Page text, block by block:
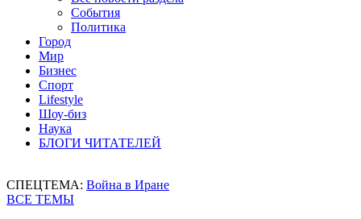
События
Политика
Город
Мир
Бизнес
Спорт
Lifestyle
Шоу-биз
Наука
БЛОГИ ЧИТАТЕЛЕЙ
СПЕЦТЕМА: Война в Иране
ВСЕ ТЕМЫ